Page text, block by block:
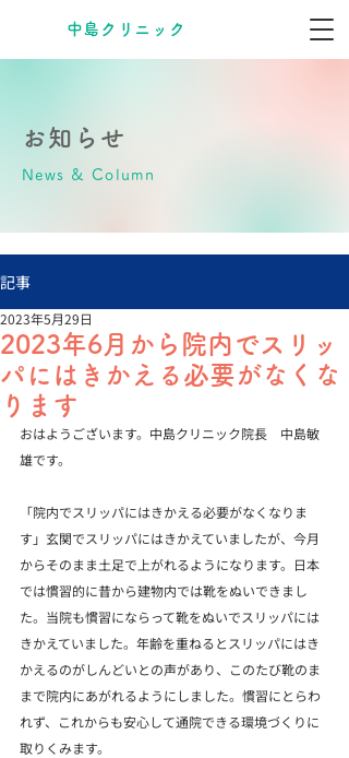
​中島クリニック
お知らせ
News & Column
記事
2023年6月から院内でスリッ
パにはきかえる必要がなくな
ります
2023年5月29日
おはようございます。中島クリニック院長　中島敏
雄です。
「院内でスリッパにはきかえる必要がなくなりま
す」玄関でスリッパにはきかえていましたが、今月
からそのまま土足で上がれるようになります。日本
では慣習的に昔から建物内では靴をぬいできまし
た。当院も慣習にならって靴をぬいでスリッパには
きかえていました。年齢を重ねるとスリッパにはき
かえるのがしんどいとの声があり、このたび靴のま
まで院内にあがれるようにしました。慣習にとらわ
れず、これからも安心して通院できる環境づくりに
取りくみます。